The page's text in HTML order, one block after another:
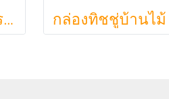
Ryoka ชั้นวางจัดระเบียบตั้งโต๊ะ 2 ชั้น สไตล์มินิมอล-ญี่ปุ่น ลิ้นชักเลื่อน ลิ้นชักเก็บแก้ว วัสดุไม้ธรรมชาติ ไม่ต้องประกอบ ประหยัดพื้นที่เคาน์เตอร์